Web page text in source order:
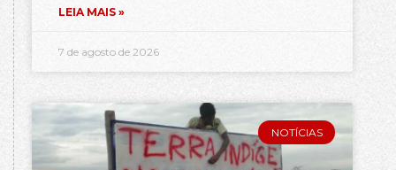
LEIA MAIS »
7 de agosto de 2026
NOTÍCIAS